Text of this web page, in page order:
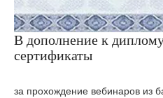
В дополнение к
сертификаты
за прохождение вебинаров из